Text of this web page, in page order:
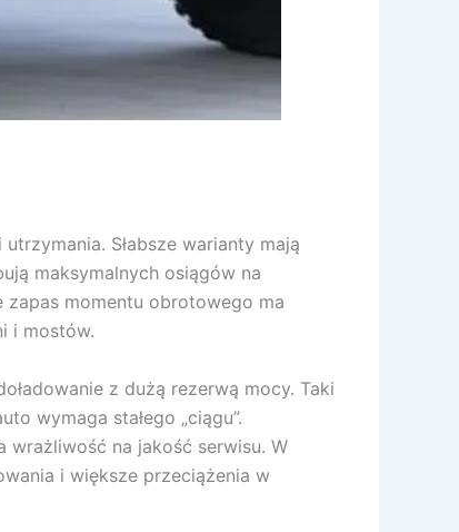
Słabsze warianty mają
maksymalnych osiągów na
momentu obrotowego ma
i mostów.
z dużą rezerwą mocy. Taki
wymaga stałego „ciągu”.
wrażliwość na jakość serwisu. W
i większe przeciążenia w